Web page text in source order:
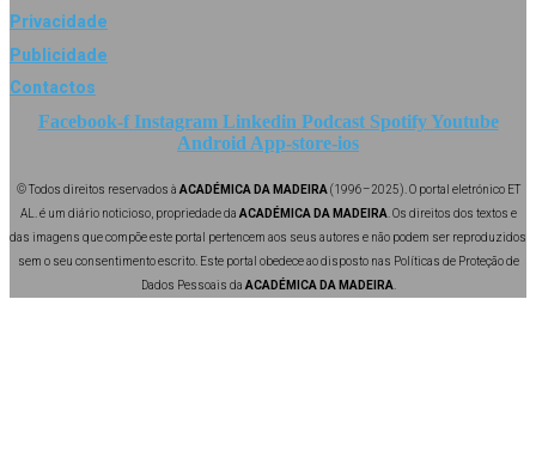
Privacidade
Publicidade
Contactos
Facebook-f Instagram Linkedin Podcast Spotify Youtube
Android App-store-ios
© Todos direitos reservados à ACADÉMICA DA MADEIRA (1996–2025). O portal eletrónico ET
AL. é um diário noticioso, propriedade da ACADÉMICA DA MADEIRA . Os direitos dos textos e
das imagens que compõe este portal pertencem aos seus autores e não podem ser reproduzidos
sem o seu consentimento escrito. Este portal obedece ao disposto nas Políticas de Proteção de
Dados Pessoais da ACADÉMICA DA MADEIRA